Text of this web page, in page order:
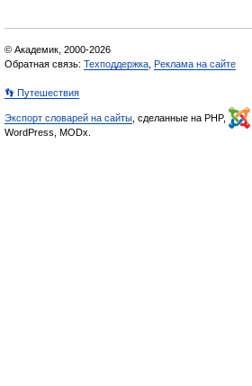
© Академик, 2000-2026
Обратная связь: Техподдержка Реклама на сайте
👣 Путешествия
Экспорт словарей на сайты , сделанные на PHP,
WordPress, MODx.